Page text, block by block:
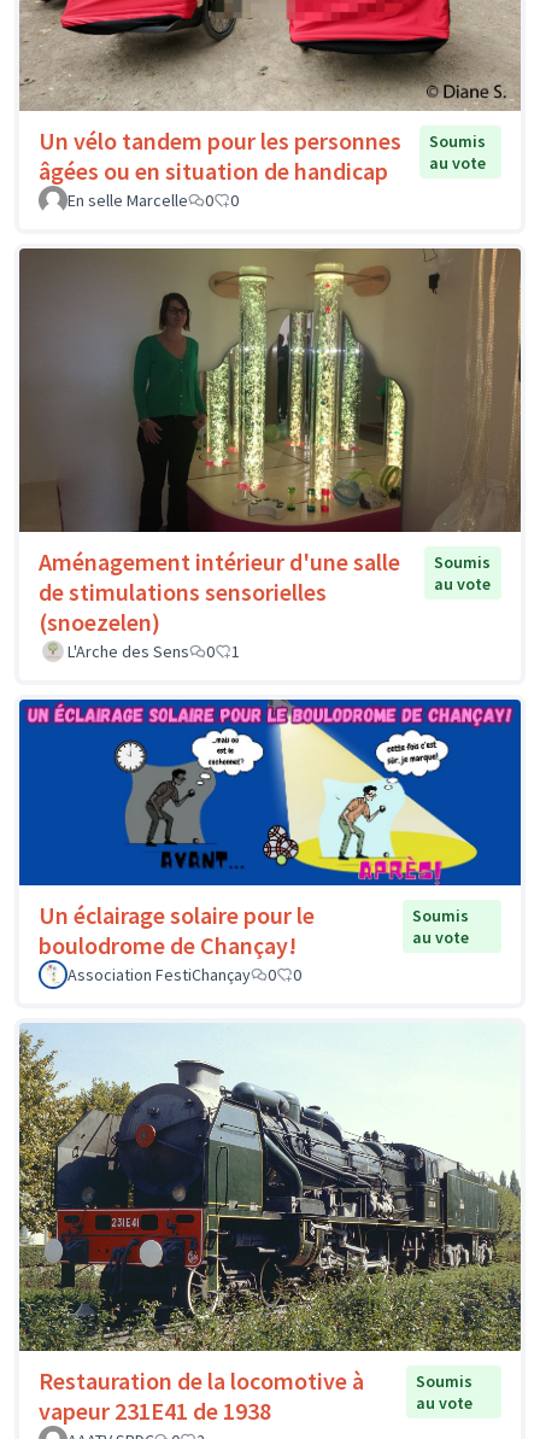
Un vélo tandem pour les personnes
âgées ou en situation de handicap
Soumis
au vote
En selle Marcelle
0 0
Aménagement intérieur d'une salle
de stimulations sensorielles
(snoezelen)
Soumis
au vote
L'Arche des Sens 0 1
Un éclairage solaire pour le
boulodrome de Chançay!
Soumis
au vote
Association FestiChançay
0 0
Restauration de la locomotive à
vapeur 231E41 de 1938
Soumis
au vote